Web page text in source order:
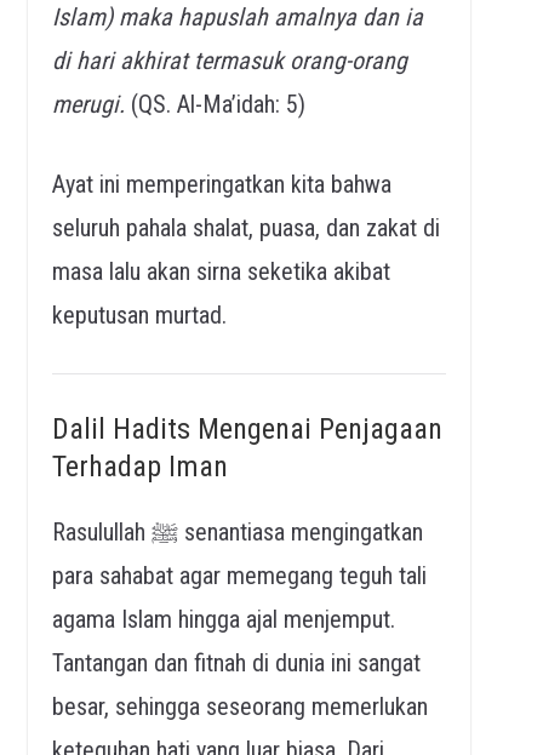
Islam) maka hapuslah amalnya dan ia
di hari akhirat termasuk orang-orang
merugi. (QS. Al-Ma’idah: 5)
Ayat ini memperingatkan kita bahwa
seluruh pahala shalat, puasa, dan zakat di
masa lalu akan sirna seketika akibat
keputusan murtad.
Dalil Hadits Mengenai Penjagaan
Terhadap Iman
Rasulullah ﷺ senantiasa mengingatkan
para sahabat agar memegang teguh tali
agama Islam hingga ajal menjemput.
Tantangan dan fitnah di dunia ini sangat
besar, sehingga seseorang memerlukan